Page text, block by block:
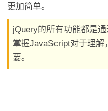
更加简单。
jQuery的所有功能都是
掌握JavaScript对于理
要。